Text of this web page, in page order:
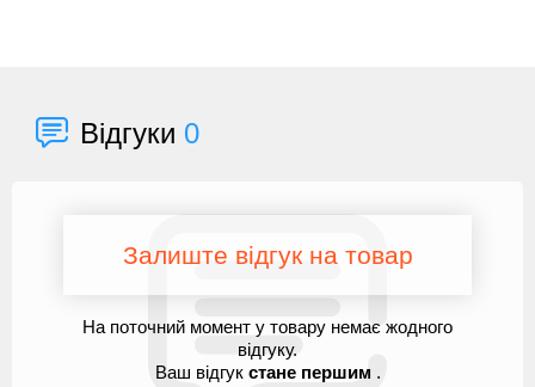
Відгуки 0
Залиште відгук на товар
На поточний момент у товару немає жодного
відгуку.
Ваш відгук стане першим .